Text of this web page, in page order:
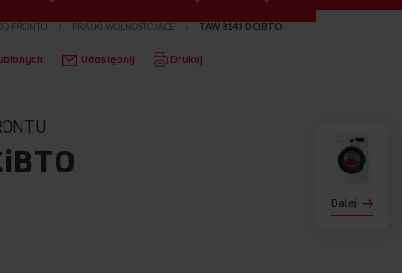
Dalej
FRONTU PRALKI WOLNOSTOJĄCE TAW 8143 DCIBTO
Udostępnij Drukuj